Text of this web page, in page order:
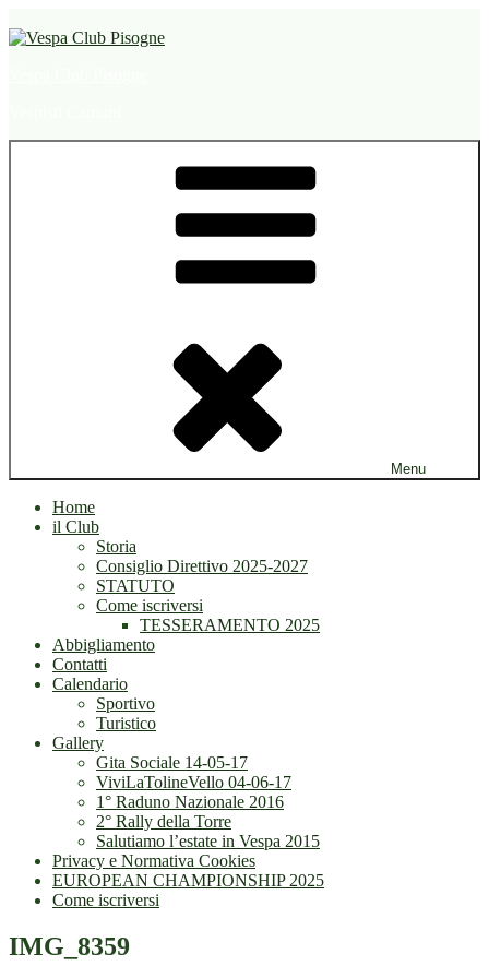
al
Menu
Home
il Club
Storia
Consiglio Direttivo 2025-2027
STATUTO
Come iscriversi
TESSERAMENTO 2025
Abbigliamento
Contatti
Calendario
Sportivo
Turistico
Gallery
Gita Sociale 14-05-17
ViviLaTolineVello 04-06-17
1° Raduno Nazionale 2016
2° Rally della Torre
Salutiamo l’estate in Vespa 2015
Privacy e Normativa Cookies
EUROPEAN CHAMPIONSHIP 2025
Come iscriversi
IMG_8359